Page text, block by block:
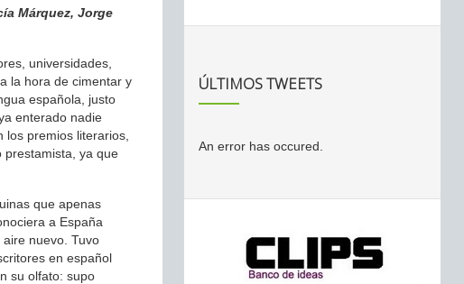
Márquez, Jorge
universidades,
la hora de cimentar y
española, justo
enterado nadie
premios literarios,
prestamista, ya que
que apenas
a España
nuevo. Tuvo
en español
su olfato: supo
ÚLTIMOS TWEETS
An error has occured.